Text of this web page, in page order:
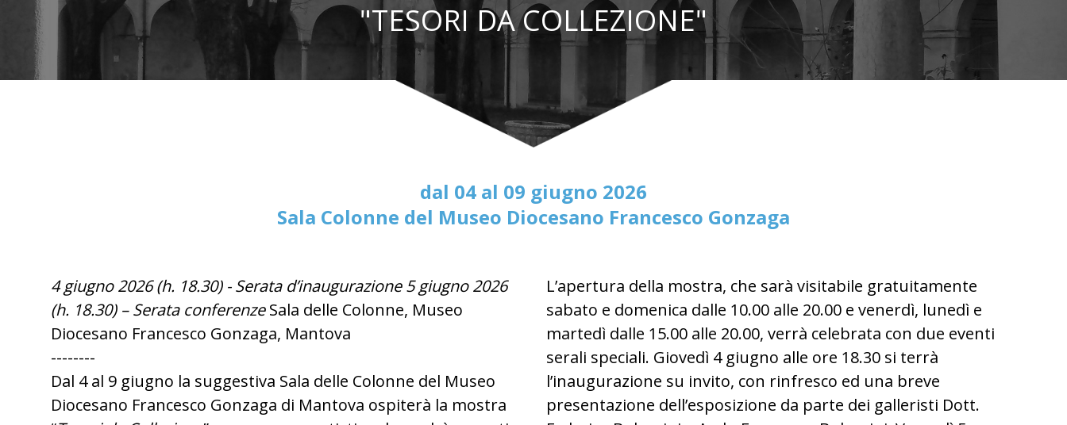
"TESORI DA COLLEZIONE"
dal 04 al 09 giugno 2026
Sala Colonne del Museo Diocesano Francesco Gonzaga
4 giugno 2026 (h. 18.30) - Serata d’inaugurazione 5 giugno 2026
(h. 18.30) – Serata conferenzeSala delle Colonne, Museo
Diocesano Francesco Gonzaga, Mantova
--------
Dal 4 al 9 giugno la suggestiva Sala delle Colonne del Museo
Diocesano Francesco Gonzaga di Mantova ospiterà la mostra
L’apertura della mostra, che sarà visitabile gratuitamente
sabato e domenica dalle 10.00 alle 20.00 e venerdì, lunedì e
martedì dalle 15.00 alle 20.00, verrà celebrata con due eventi
serali speciali. Giovedì 4 giugno alle ore 18.30 si terrà
l’inaugurazione su invito, con rinfresco ed una breve
presentazione dell’esposizione da parte dei galleristi Dott.